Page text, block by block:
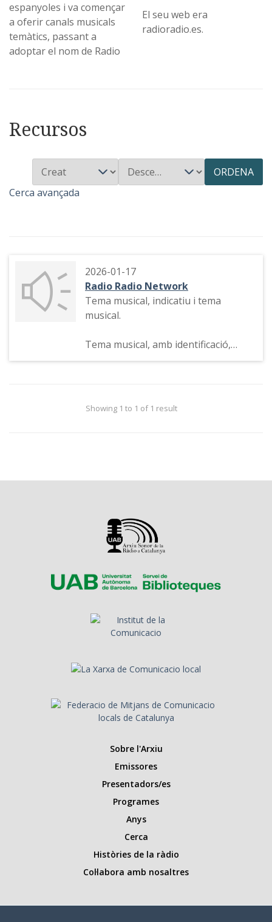
espanyoles i va començar
a oferir canals musicals
temàtics, passant a
adoptar el nom de Radio
El seu web era
radioradio.es.
Recursos
ORDENA
Cerca avançada
2026-01-17
Radio Radio Network
Tema musical, indicatiu i tema
musical.
Tema musical, amb identificació,
tema musical, indicatiu "Music,
Showing 1 to 1 of 1 result
Sobre l'Arxiu
Emissores
Presentadors/es
Programes
Anys
Cerca
Històries de la ràdio
Col·labora amb nosaltres